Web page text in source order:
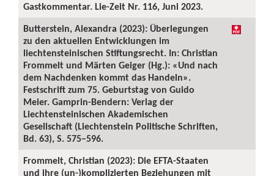
Gastkommentar. Lie-Zeit Nr. 116, Juni 2023.
Butterstein, Alexandra (2023): Überlegungen
zu den aktuellen Entwicklungen im
liechtensteinischen Stiftungsrecht. In: Christian
Frommelt und Märten Geiger (Hg.): «Und nach
dem Nachdenken kommt das Handeln».
Festschrift zum 75. Geburtstag von Guido
Meier. Gamprin-Bendern: Verlag der
Liechtensteinischen Akademischen
Gesellschaft (Liechtenstein Politische Schriften,
Bd. 63), S. 575–596.
Frommelt, Christian (2023): Die EFTA-Staaten
und ihre (un-)komplizierten Beziehungen mit